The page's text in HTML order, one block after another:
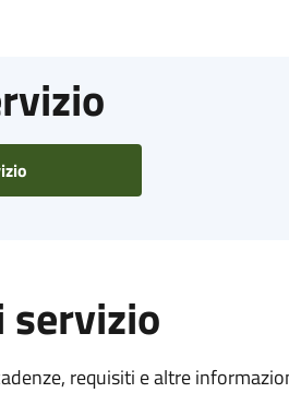
servizio
requisiti e altre